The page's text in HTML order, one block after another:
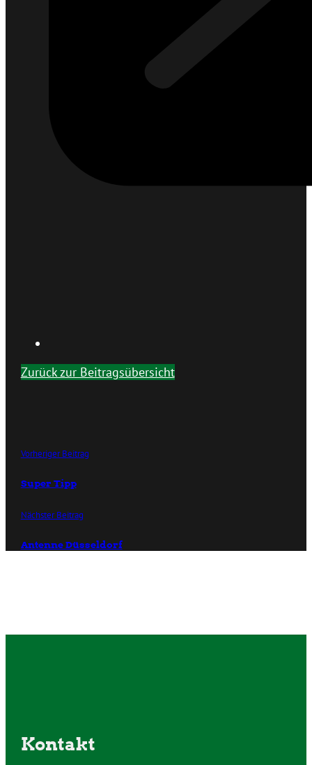
Zurück zur Beitragsübersicht
Vorheriger Beitrag
Super Tipp
Nächster Beitrag
Antenne Düsseldorf
Kontakt